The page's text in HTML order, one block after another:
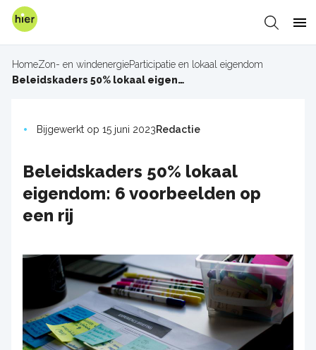
Overslaan
Zoeken
Kruimelpad
HomeZon- en windenergieParticipatie en lokaal eigendom
Beleidskaders 50% lokaal eigendom: 6 voorbeelden op een rij
Bijgewerkt op 15 juni 2023Redactie
Beleidskaders 50% lokaal
eigendom: 6 voorbeelden op
een rij